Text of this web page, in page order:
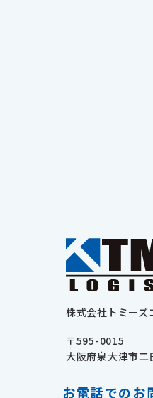
株式会社トミーズ
〒595-0015
大阪府泉大津市
お電話でのお